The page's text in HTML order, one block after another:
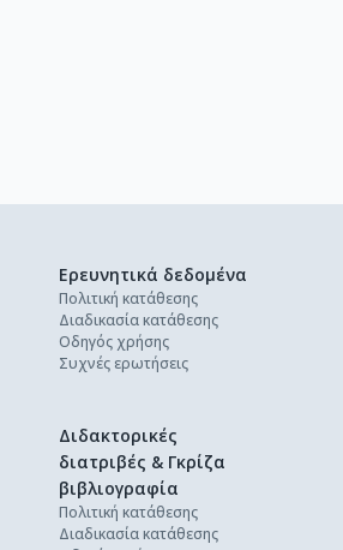
Ερευνητικά δεδομένα
Πολιτική κατάθεσης
Διαδικασία κατάθεσης
Οδηγός χρήσης
Συχνές ερωτήσεις
Διδακτορικές
διατριβές & Γκρίζα
βιβλιογραφία
Πολιτική κατάθεσης
Διαδικασία κατάθεσης